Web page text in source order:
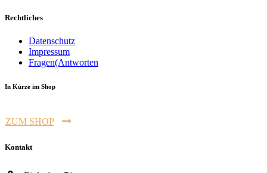
Rechtliches
Datenschutz
Impressum
Fragen(Antworten
In Kürze im Shop
ZUM SHOP
Kontakt